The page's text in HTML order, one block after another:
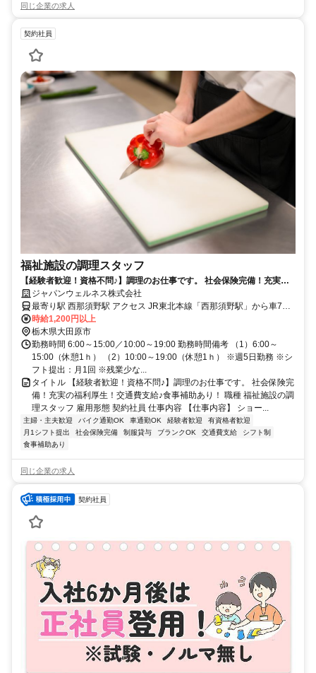
同じ企業の求人
契約社員
福祉施設の調理スタッフ
【経験者歓迎！資格不問♪】調理のお仕事です。 社会保険完備！充実の
福利厚生！交通費支給♪食事補助あり！
ジャパンウェルネス株式会社
最寄り駅 西那須野駅 アクセス JR東北本線「西那須野駅」から車7
分、市営バス・東野交通「本町」バス停下車4分
時給1,200円以上
栃木県大田原市
勤務時間 6:00～15:00／10:00～19:00 勤務時間備考 （1）6:00～
15:00（休憩1ｈ） （2）10:00～19:00（休憩1ｈ） ※週5日勤務 ※シ
フト提出：月1回 ※残業少な...
タイトル 【経験者歓迎！資格不問♪】調理のお仕事です。 社会保険完
備！充実の福利厚生！交通費支給♪食事補助あり！ 職種 福祉施設の調
理スタッフ 雇用形態 契約社員 仕事内容 【仕事内容】 ショー...
主婦・主夫歓迎 バイク通勤OK 車通勤OK 経験者歓迎
有資格者歓迎
月1シフト提出
社会保険完備 制服貸与 ブランクOK 交通費支給
シフト制
食事補助あり
同じ企業の求人
契約社員